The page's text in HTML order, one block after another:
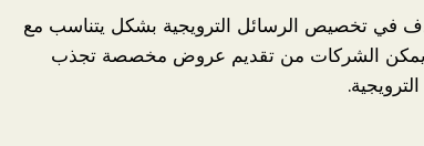
في تخصيص الرسائل الترويجية بشكل يتناسب مع
يمكن الشركات من تقديم عروض مخصصة تجذب